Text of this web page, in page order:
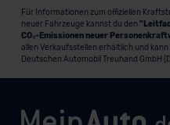
Für Informationen zum offiziellen
neuer Fahrzeuge kannst du den
CO₂-Emissionen neuer
allen Verkaufsstellen erhältlich und kann
Deutschen Automobil Treuhand GmbH